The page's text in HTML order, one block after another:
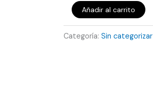
Añadir al carrito
Categoría: Sin categorizar